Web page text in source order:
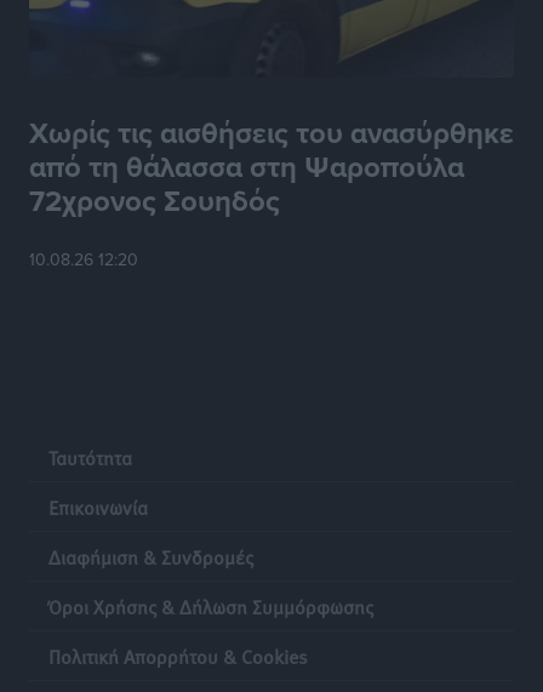
Χωρίς τις αισθήσεις του ανασύρθηκε
από τη θάλασσα στη Ψαροπούλα
72χρονος Σουηδός
10.08.26 12:20
Ταυτότητα
Επικοινωνία
Διαφήμιση & Συνδρομές
Όροι Χρήσης & Δήλωση Συμμόρφωσης
Πολιτική Απορρήτου & Cookies